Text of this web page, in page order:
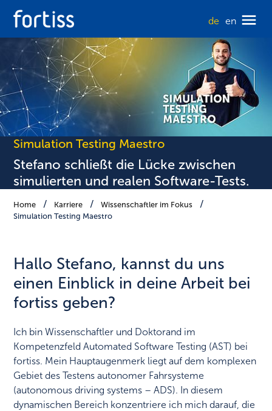
de en
Simulation Testing Maestro
Stefano schließt die Lücke zwischen
simulierten und realen Software-Tests.
Home Karriere
Wissenschaftler im Fokus
Simulation Testing Maestro
Hallo Stefano, kannst du uns
einen Einblick in deine Arbeit bei
fortiss geben?
Ich bin Wissenschaftler und Doktorand im
Kompetenzfeld Automated Software Testing (AST) bei
fortiss. Mein Hauptaugenmerk liegt auf dem komplexen
Gebiet des Testens autonomer Fahrsysteme
(autonomous driving systems – ADS). In diesem
dynamischen Bereich konzentriere ich mich darauf, die